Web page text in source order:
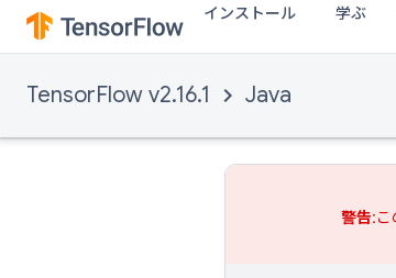
インストール 学ぶ
TensorFlow v2.16.1 Java
警告:こ